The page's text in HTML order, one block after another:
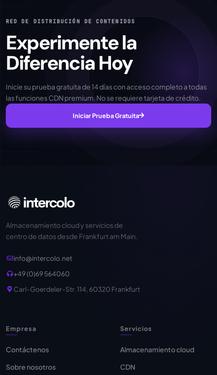
RED DE DISTRIBUCIÓN DE CONTENIDOS
Experimente la
Diferencia Hoy
Inicie su prueba gratuita de 14 días con acceso completo a todas
las funciones CDN premium. No se requiere tarjeta de crédito.
Iniciar Prueba Gratuita
Almacenamiento cloud y servicios de
centro de datos desde Frankfurt am Main.
info@intercolo.net
+49 (0)69 564060
Carl-Goerdeler-Str. 114, 60320 Frankfurt
Empresa
Contáctenos
Sobre nosotros
Servicios
Almacenamiento cloud
CDN